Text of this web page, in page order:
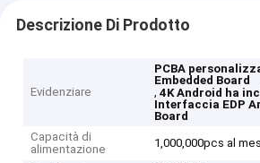
Descrizione Di Prodotto
Evidenziare
PCBA
Embedded Board
,4K Android ha
Interfaccia EDP
Board
Capacità di
alimentazione
1,000,000pcs al